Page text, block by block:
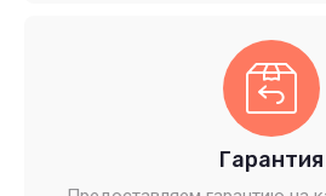
Гарантия